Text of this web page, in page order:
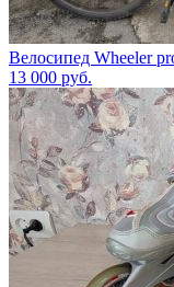
Велосипед Wheeler
13 000 руб.